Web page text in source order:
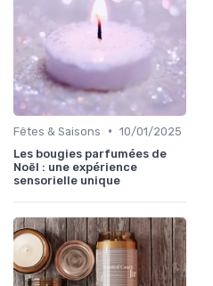
Fêtes & Saisons • 10/01/2025
Les bougies parfumées de
Noël : une expérience
sensorielle unique